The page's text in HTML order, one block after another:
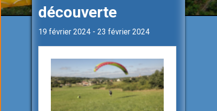
découverte
19 février 2024 - 23 février 2024